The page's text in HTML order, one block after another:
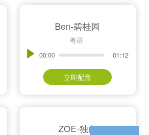
Ben-碧桂园
粤语
00:00 01:12
立即配音
ZOE-独白